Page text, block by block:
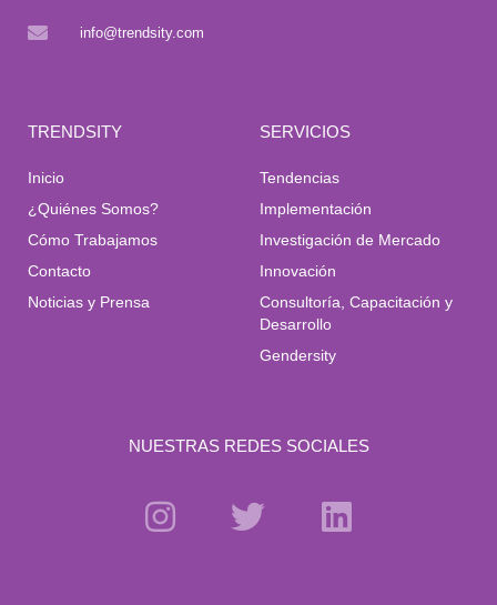
info@trendsity.com
TRENDSITY
Inicio
¿Quiénes Somos?
Cómo Trabajamos
Contacto
Noticias y Prensa
SERVICIOS
Tendencias
Implementación
Investigación de Mercado
Innovación
Consultoría, Capacitación y
Desarrollo
Gendersity
NUESTRAS REDES SOCIALES